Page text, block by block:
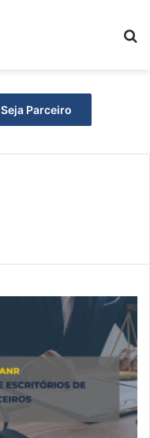
Seja Parceiro